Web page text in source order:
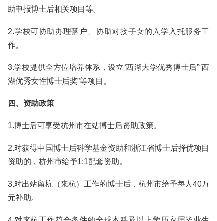
助申报博士后相关项目等。
2.学校可协助办理落户、协助对接子女的入学入托服务工
作。
3.学校提供全方位培养体系，设立“西湖大学优秀博士后”“西
湖优秀女性博士后奖”等项目。
四、资助政策
1.博士后可享受杭州市在站博士后资助政策。
2.对获得中国博士后科学基金资助和浙江省博士后择优项目
资助的，杭州市给予1:1配套资助。
3.对出站留杭（来杭）工作的博士后，杭州市给予每人40万
元补助。